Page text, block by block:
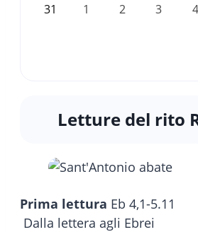
31 1 2 3 4
Letture del rito
Prima lettura Eb 4,1-5.11
Dalla lettera agli Ebrei